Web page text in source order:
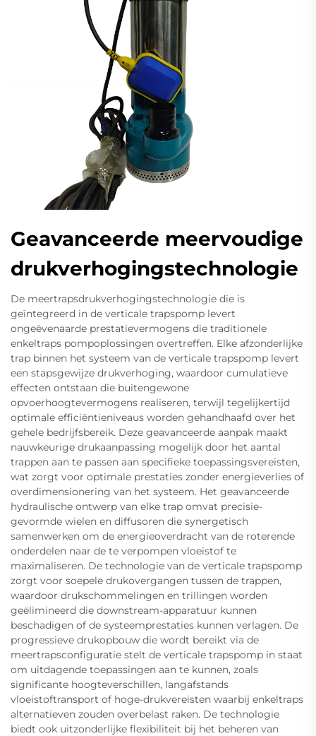
Geavanceerde meervoudige
drukverhogingstechnologie
De meertrapsdrukverhogingstechnologie die is
geïntegreerd in de verticale trapspomp levert
ongeëvenaarde prestatievermogens die traditionele
enkeltraps pompoplossingen overtreffen. Elke afzonderlijke
trap binnen het systeem van de verticale trapspomp levert
een stapsgewijze drukverhoging, waardoor cumulatieve
effecten ontstaan die buitengewone
opvoerhoogtevermogens realiseren, terwijl tegelijkertijd
optimale efficiëntieniveaus worden gehandhaafd over het
gehele bedrijfsbereik. Deze geavanceerde aanpak maakt
nauwkeurige drukaanpassing mogelijk door het aantal
trappen aan te passen aan specifieke toepassingsvereisten,
wat zorgt voor optimale prestaties zonder energieverlies of
overdimensionering van het systeem. Het geavanceerde
hydraulische ontwerp van elke trap omvat precisie-
gevormde wielen en diffusoren die synergetisch
samenwerken om de energieoverdracht van de roterende
onderdelen naar de te verpompen vloeistof te
maximaliseren. De technologie van de verticale trapspomp
zorgt voor soepele drukovergangen tussen de trappen,
waardoor drukschommelingen en trillingen worden
geëlimineerd die downstream-apparatuur kunnen
beschadigen of de systeemprestaties kunnen verlagen. De
progressieve drukopbouw die wordt bereikt via de
meertrapsconfiguratie stelt de verticale trapspomp in staat
om uitdagende toepassingen aan te kunnen, zoals
significante hoogteverschillen, langafstands
vloeistoftransport of hoge-drukvereisten waarbij enkeltraps
alternatieven zouden overbelast raken. De technologie
biedt ook uitzonderlijke flexibiliteit bij het beheren van